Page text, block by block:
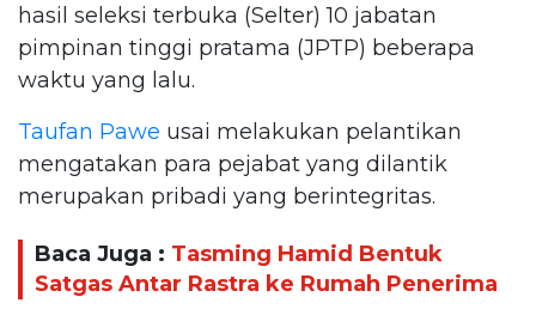
hasil seleksi terbuka (Selter) 10 jabatan
pimpinan tinggi pratama (JPTP) beberapa
waktu yang lalu.
Taufan Pawe usai melakukan pelantikan
mengatakan para pejabat yang dilantik
merupakan pribadi yang berintegritas.
Baca Juga : Tasming Hamid Bentuk
Satgas Antar Rastra ke Rumah Penerima